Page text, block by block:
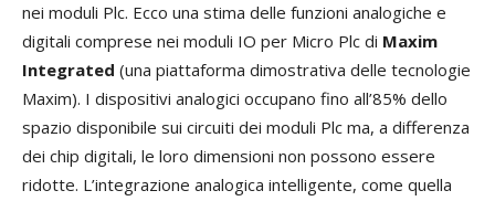
nei moduli Plc. Ecco una stima delle funzioni analogiche e
digitali comprese nei moduli IO per Micro Plc di Maxim
Integrated (una piattaforma dimostrativa delle tecnologie
Maxim). I dispositivi analogici occupano fino all’85% dello
spazio disponibile sui circuiti dei moduli Plc ma, a differenza
dei chip digitali, le loro dimensioni non possono essere
ridotte. L’integrazione analogica intelligente, come quella